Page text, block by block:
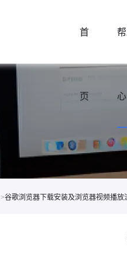
首
页 心
>谷歌浏览器下载安装及浏览器视频播放